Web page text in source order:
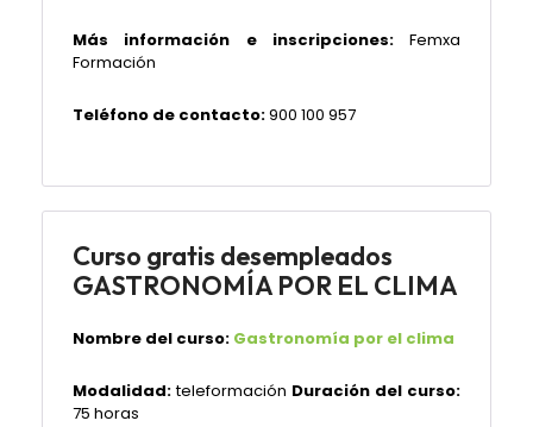
Más información e inscripciones:
Femxa
Formación
Teléfono de contacto:900 100 957
Curso gratis desempleados
GASTRONOMÍA POR EL CLIMA
Nombre del curso: Gastronomía por el clima
Modalidad:teleformación Duración del curso:
75 horas